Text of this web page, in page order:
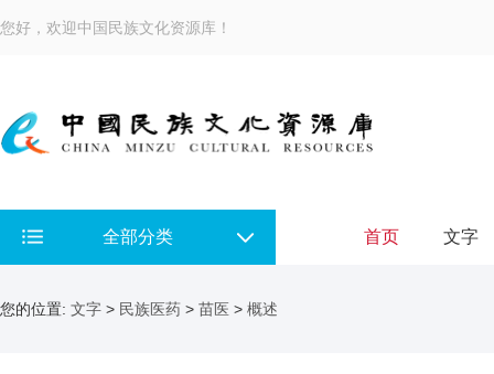
您好，欢迎中国民族文化资源库！
全部分类 首页 文字
您的位置: 文字 > 民族医药 > 苗医 > 概述